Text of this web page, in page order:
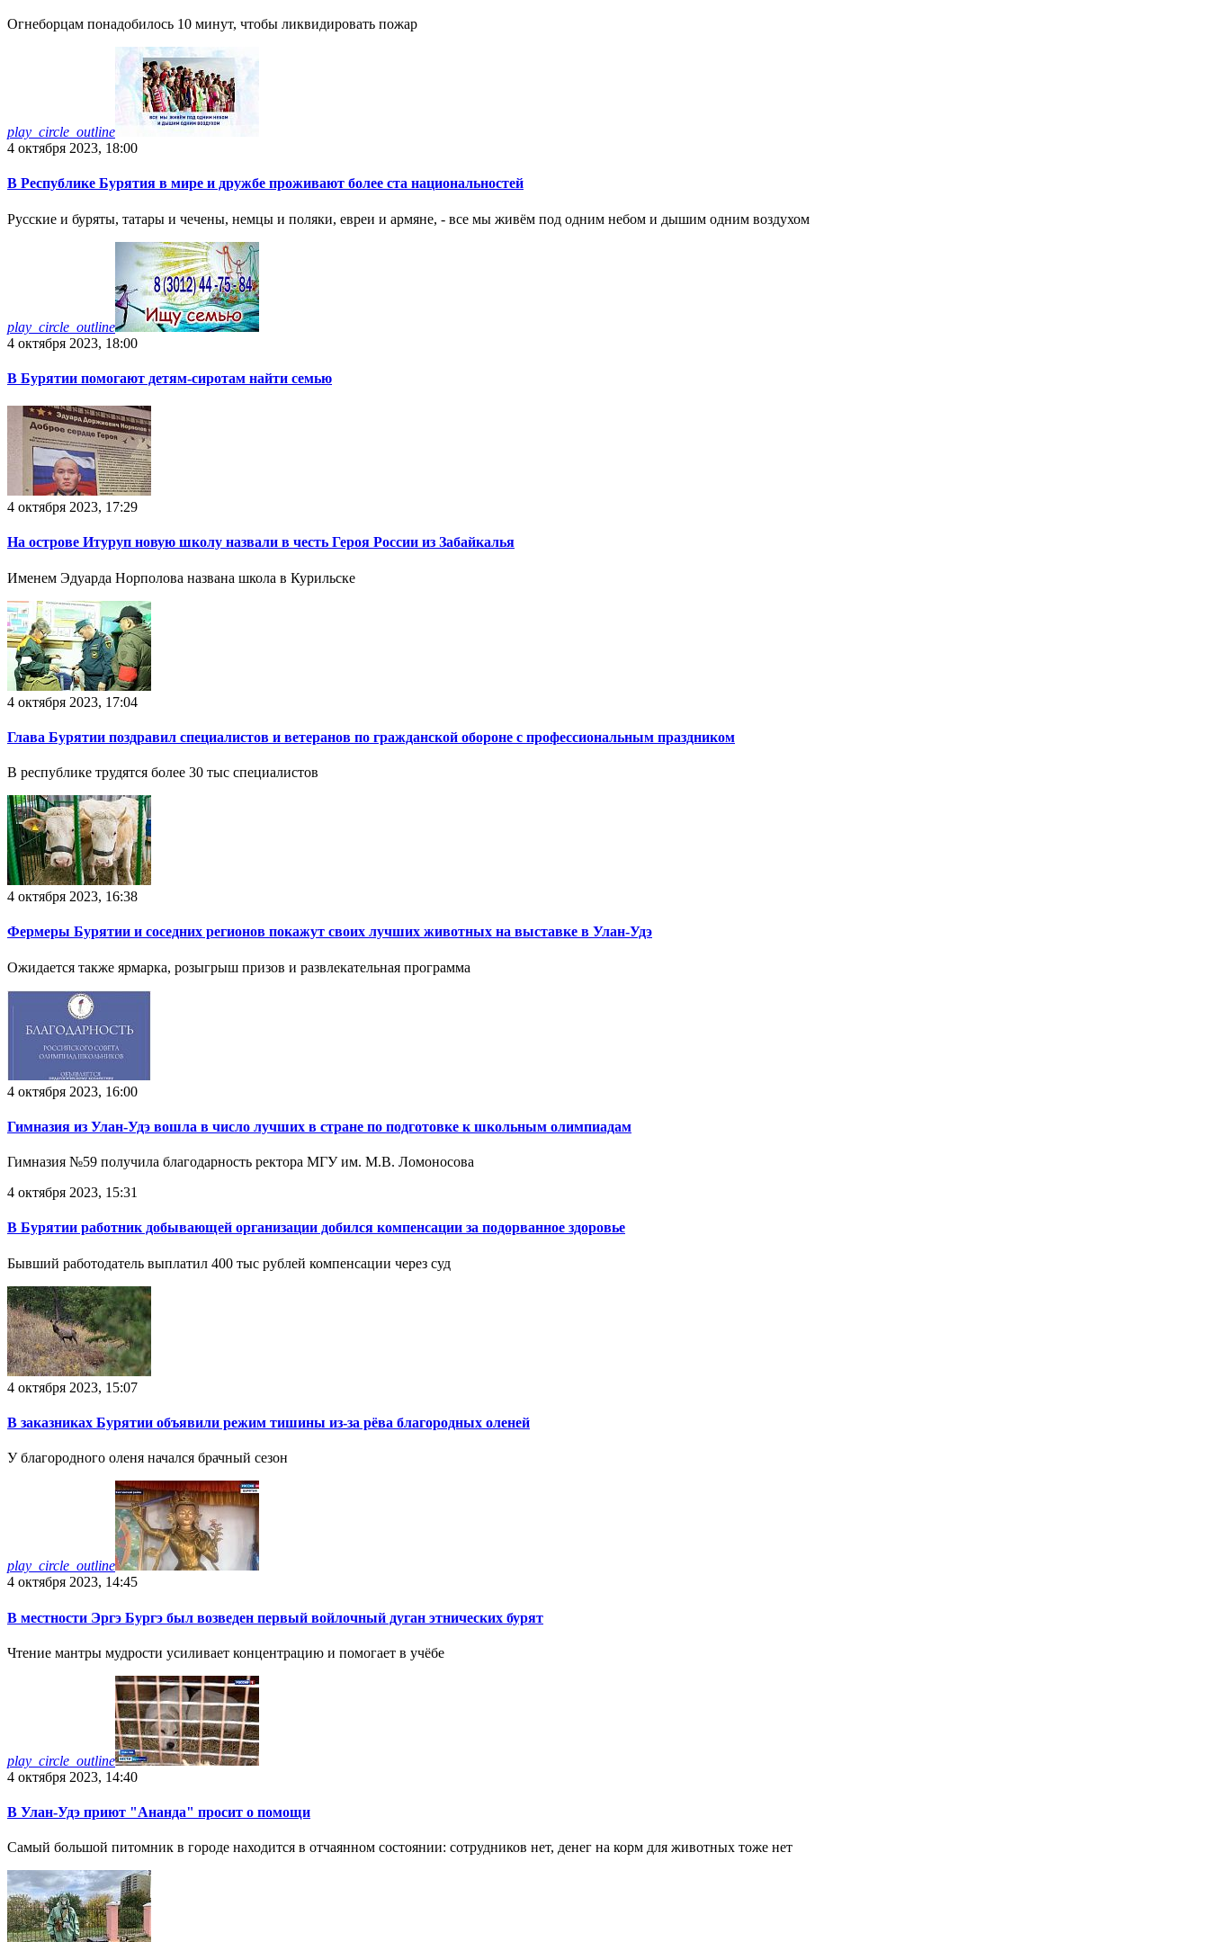
Огнеборцам понадобилось 10 минут, чтобы ликвидировать пожар
play_circle_outline
4 октября 2023, 18:00
В Республике Бурятия в мире и дружбе проживают более ста национальностей
Русские и буряты, татары и чечены, немцы и поляки, евреи и армяне, - все мы живём под одним небом и дышим одним воздухом
play_circle_outline
4 октября 2023, 18:00
В Бурятии помогают детям-сиротам найти семью
4 октября 2023, 17:29
На острове Итуруп новую школу назвали в честь Героя России из Забайкалья
Именем Эдуарда Норполова названа школа в Курильске
4 октября 2023, 17:04
Глава Бурятии поздравил специалистов и ветеранов по гражданской обороне с профессиональным праздником
В республике трудятся более 30 тыс специалистов
4 октября 2023, 16:38
Фермеры Бурятии и соседних регионов покажут своих лучших животных на выставке в Улан-Удэ
Ожидается также ярмарка, розыгрыш призов и развлекательная программа
4 октября 2023, 16:00
Гимназия из Улан-Удэ вошла в число лучших в стране по подготовке к школьным олимпиадам
Гимназия №59 получила благодарность ректора МГУ им. М.В. Ломоносова
4 октября 2023, 15:31
В Бурятии работник добывающей организации добился компенсации за подорванное здоровье
Бывший работодатель выплатил 400 тыс рублей компенсации через суд
4 октября 2023, 15:07
В заказниках Бурятии объявили режим тишины из-за рёва благородных оленей
У благородного оленя начался брачный сезон
play_circle_outline
4 октября 2023, 14:45
В местности Эргэ Бургэ был возведен первый войлочный дуган этнических бурят
Чтение мантры мудрости усиливает концентрацию и помогает в учёбе
play_circle_outline
4 октября 2023, 14:40
В Улан-Удэ приют "Ананда" просит о помощи
Самый большой питомник в городе находится в отчаянном состоянии: сотрудников нет, денег на корм для животных тоже нет